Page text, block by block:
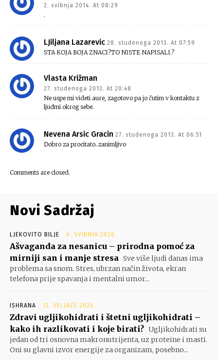
2. svibnja 2014. At 08:29
.
LJiljana Lazarevic 28. studenoga 2013. At 07:59
STA KOJA BOJA ZNACI?TO NISTE NAPISALI.?
Vlasta Križman
27. studenoga 2013. At 20:48
Ne uspe mi videti aure, zagotovo pa jo čutim v kontaktu z
ljudmi okrog sebe.
Nevena Arsic Gracin 27. studenoga 2013. At 06:51
Dobro za procitato..zanimljivo
Comments are closed.
Novi Sadržaj
LJEKOVITO BILJE 6. SVIBNJA 2026.
Ašvaganda za nesanicu – prirodna pomoć za
mirniji san i manje stresa Sve više ljudi danas ima
problema sa snom. Stres, ubrzan način života, ekran
telefona prije spavanja i mentalni umor...
ISHRANA 12. VELJAČE 2026.
Zdravi ugljikohidrati i štetni ugljikohidrati –
kako ih razlikovati i koje birati? Ugljikohidrati su
jedan od tri osnovna makronutrijenta, uz proteine i masti.
Oni su glavni izvor energije za organizam, posebno...